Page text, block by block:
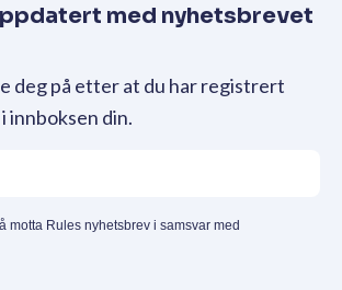
med nyhetsbrevet
deg på etter at du har registrert
innboksen din.
motta Rules nyhetsbrev i samsvar med